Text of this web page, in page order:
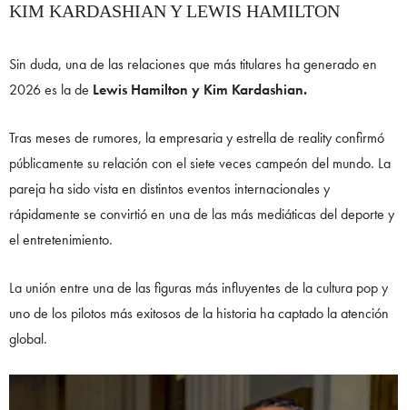
KIM KARDASHIAN Y LEWIS HAMILTON
Sin duda, una de las relaciones que más titulares ha generado en
2026 es la de Lewis Hamilton y Kim Kardashian.
Tras meses de rumores, la empresaria y estrella de reality confirmó
públicamente su relación con el siete veces campeón del mundo. La
pareja ha sido vista en distintos eventos internacionales y
rápidamente se convirtió en una de las más mediáticas del deporte y
el entretenimiento.
La unión entre una de las figuras más influyentes de la cultura pop y
uno de los pilotos más exitosos de la historia ha captado la atención
global.